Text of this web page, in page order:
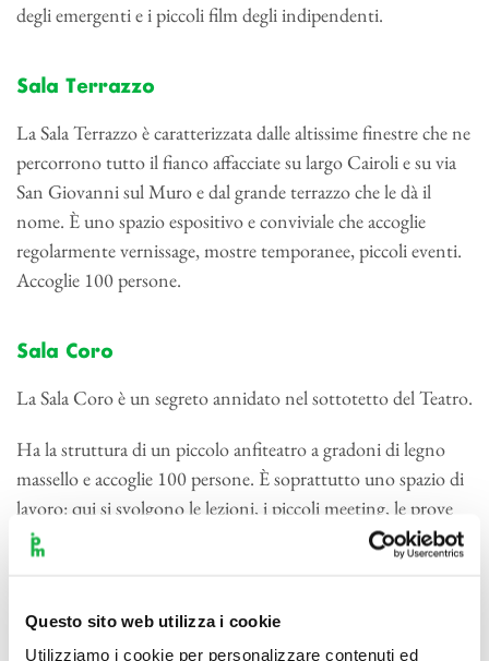
Questo sito web utilizza i cookie
Utilizziamo i cookie per personalizzare contenuti ed
degli emergenti e i piccoli film degli indipendenti.
Sala Terrazzo
La Sala Terrazzo è caratterizzata dalle altissime finestre che ne
percorrono tutto il fianco affacciate su largo Cairoli e su via
San Giovanni sul Muro e dal grande terrazzo che le dà il
nome. È uno spazio espositivo e conviviale che accoglie
regolarmente vernissage, mostre temporanee, piccoli eventi.
Accoglie 100 persone.
Sala Coro
La Sala Coro è un segreto annidato nel sottotetto del Teatro.
Ha la struttura di un piccolo anfiteatro a gradoni di legno
massello e accoglie 100 persone. È soprattutto uno spazio di
lavoro: qui si svolgono le lezioni, i piccoli meeting, le prove
dei cantanti, le letture a tavolino che precedono gli spettacoli
Il Foyer